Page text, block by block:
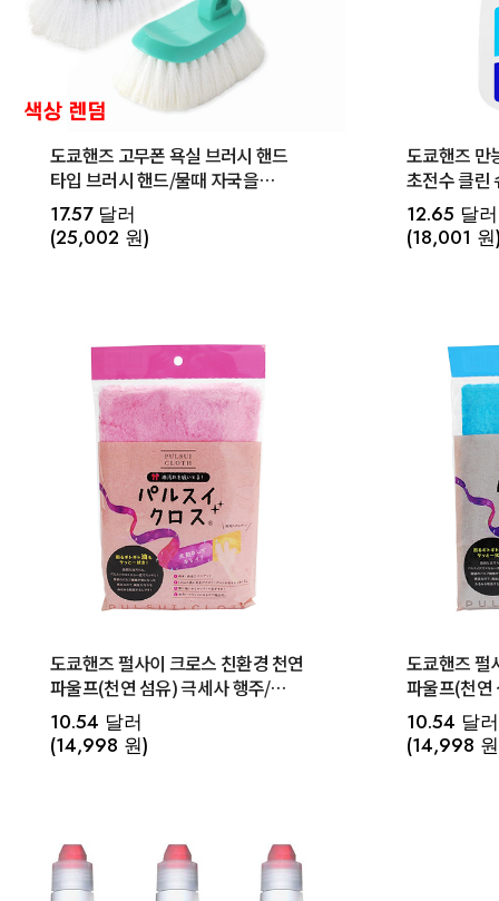
도쿄핸즈 고무폰 욕실 브러시 핸드
타입 브러시 핸드/물때 자국을
제거하는 청소용 브러시
17.57 달러
(25,002 원)
도쿄핸즈 만
초전수 클린
세정수
12.65 달러
(18,001
도쿄핸즈 펄사이 크로스 친환경 천연
파울프(천연 섬유) 극세사 행주/
청소용 행주 크로스 (핑크)
10.54 달러
(14,998 원)
도쿄핸즈 펄
파울프(천연
청소용 행주
10.54 달러
(14,998